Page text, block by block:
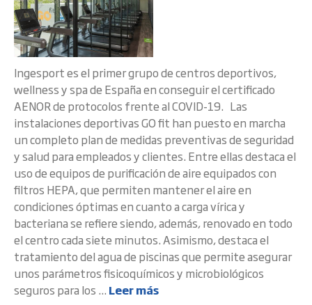
Ingesport es el primer grupo de centros deportivos,
wellness y spa de España en conseguir el certificado
AENOR de protocolos frente al COVID-19. Las
instalaciones deportivas GO fit han puesto en marcha
un completo plan de medidas preventivas de seguridad
y salud para empleados y clientes. Entre ellas destaca el
uso de equipos de purificación de aire equipados con
filtros HEPA, que permiten mantener el aire en
condiciones óptimas en cuanto a carga vírica y
bacteriana se refiere siendo, además, renovado en todo
el centro cada siete minutos. Asimismo, destaca el
tratamiento del agua de piscinas que permite asegurar
unos parámetros fisicoquímicos y microbiológicos
seguros para los ... Leer más